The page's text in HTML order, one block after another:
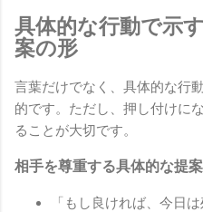
具体的な行動で示
案の形
言葉だけでなく、具体的な行
的です。ただし、押し付けに
ることが大切です。
相手を尊重する具体的な提案
「もし良ければ、今日